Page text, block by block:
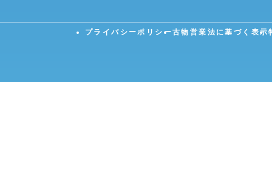
プライバシーポリシー古物営業法に基づく表示